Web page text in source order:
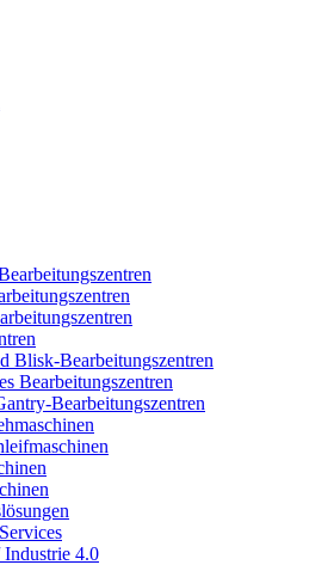
Blisk-Bearbeitungszentren
Bearbeitungszentren
Bearbeitungszentren
Industrie 4.0